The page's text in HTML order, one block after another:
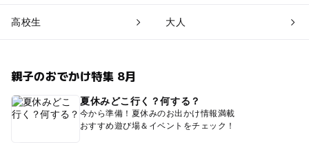
高校生 大人
親子のおでかけ特集 8月
夏休みどこ行く？何する？
今から準備！夏休みのお出かけ情報満載
おすすめ遊び場＆イベントをチェック！